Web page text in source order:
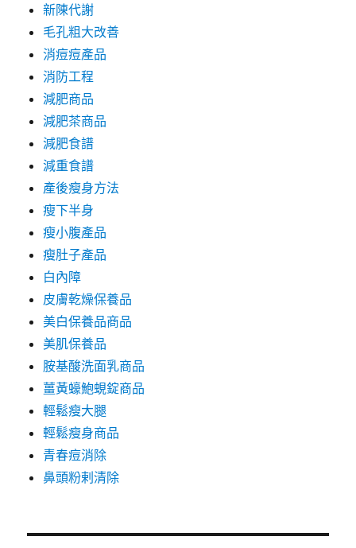
新陳代謝
毛孔粗大改善
消痘痘產品
消防工程
減肥商品
減肥茶商品
減肥食譜
減重食譜
產後瘦身方法
瘦下半身
瘦小腹產品
瘦肚子產品
白內障
皮膚乾燥保養品
美白保養品商品
美肌保養品
胺基酸洗面乳商品
薑黃蠔鮑蜆錠商品
輕鬆瘦大腿
輕鬆瘦身商品
青春痘消除
鼻頭粉剌清除